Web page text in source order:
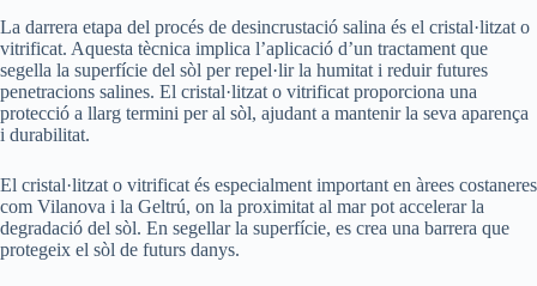
La darrera etapa del procés de desincrustació salina és el cristal·litzat o
vitrificat. Aquesta tècnica implica l’aplicació d’un tractament que
segella la superfície del sòl per repel·lir la humitat i reduir futures
penetracions salines. El cristal·litzat o vitrificat proporciona una
protecció a llarg termini per al sòl, ajudant a mantenir la seva aparença
i durabilitat.
El cristal·litzat o vitrificat és especialment important en àrees costaneres
com Vilanova i la Geltrú, on la proximitat al mar pot accelerar la
degradació del sòl. En segellar la superfície, es crea una barrera que
protegeix el sòl de futurs danys.